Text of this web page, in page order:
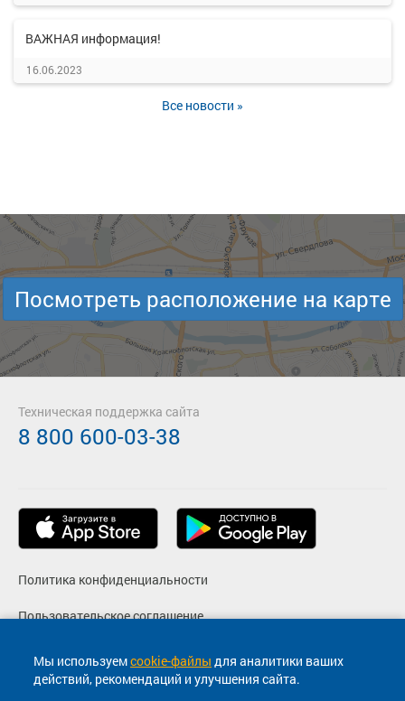
ВАЖНАЯ информация!
16.06.2023
Все новости »
Мы используемcookie-файлы для аналитики ваших
действий, рекомендаций и улучшения сайта.
Посмотреть расположение на карте
Политика конфиденциальности
Пользовательское соглашение
Согласие на маркетинговые сообщения
Техническая поддержка сайта
8 800 600-03-38